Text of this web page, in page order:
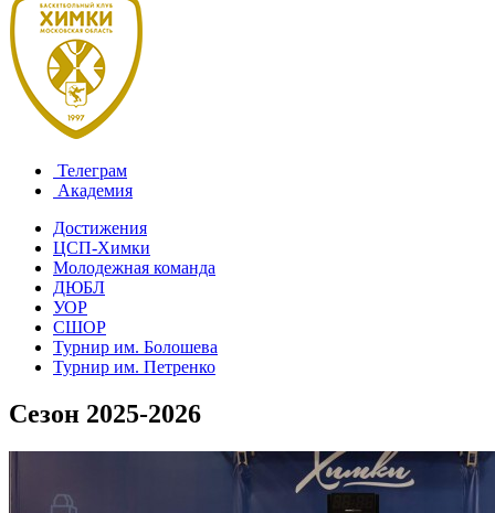
Телеграм
Академия
Достижения
ЦСП-Химки
Молодежная команда
ДЮБЛ
УОР
СШОР
Турнир им. Болошева
Турнир им. Петренко
Сезон 2025-2026